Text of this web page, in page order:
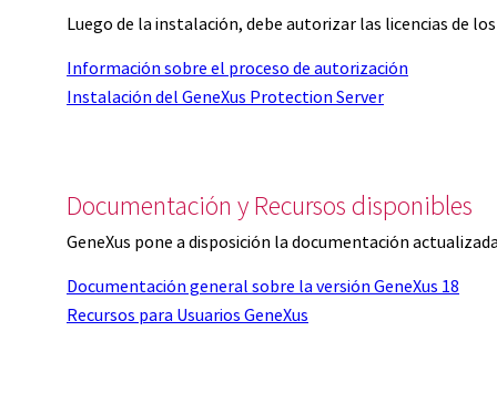
Luego de la instalación, debe autorizar las licencias de
Información sobre el proceso de autorización
Instalación del GeneXus Protection Server
Documentación y Recursos disponibles
GeneXus pone a disposición la documentación
Documentación general sobre la versión GeneXus 18
Recursos para Usuarios GeneXus